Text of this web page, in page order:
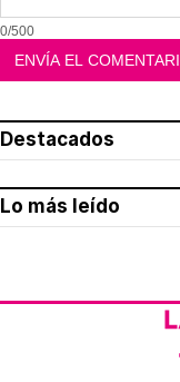
0/500
Destacados
Lo más leído